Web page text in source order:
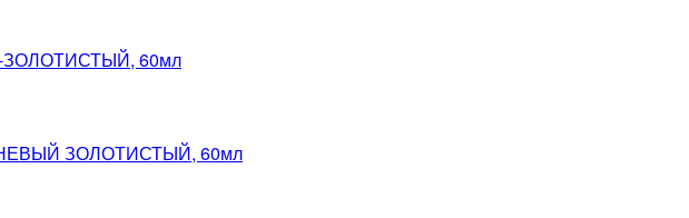
ЗОЛОТИСТЫЙ, 60мл
ЗОЛОТИСТЫЙ, 60мл